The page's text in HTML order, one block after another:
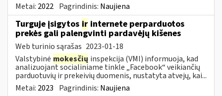
Metai: 2022 Pagrindinis: Naujiena
Turguje įsigytos ir internete perparduotos
prekės gali palengvinti pardavėjų kišenes
Web turinio sąrašas 2023-01-18
Valstybinė mokesčių inspekcija (VMI) informuoja, kad
analizuojant socialiniame tinkle „Facebook“ veikiančių
parduotuvių ir prekeivių duomenis, nustatyta atvejų, kai...
Metai: 2023 Pagrindinis: Naujiena